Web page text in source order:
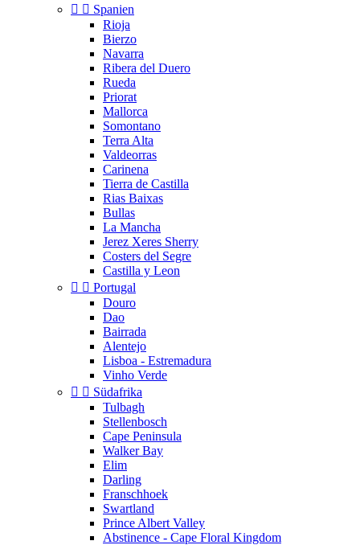
  Spanien
Rioja
Bierzo
Navarra
Ribera del Duero
Rueda
Priorat
Mallorca
Somontano
Terra Alta
Valdeorras
Carinena
Tierra de Castilla
Rias Baixas
Bullas
La Mancha
Jerez Xeres Sherry
Costers del Segre
Castilla y Leon
  Portugal
Douro
Dao
Bairrada
Alentejo
Lisboa - Estremadura
Vinho Verde
  Südafrika
Tulbagh
Stellenbosch
Cape Peninsula
Walker Bay
Elim
Darling
Franschhoek
Swartland
Prince Albert Valley
Abstinence - Cape Floral Kingdom